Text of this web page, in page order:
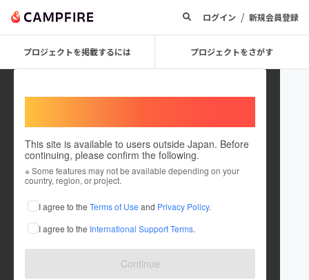
ログイン / 新規会員登録
プロジェクトを掲載するには プロジェクトをさがす
This site is available to users outside Japan. Before
continuing, please confirm the following.
※ Some features may not be available depending on your
country, region, or project.
I agree to the Terms of Use and Privacy Policy.
I agree to the International Support Terms.
Continue
MIYACHI MOTORS
これまでに1回支援して1件のプロジェクトを投稿しています
在住国：日本 現在地：愛知県
出身国：日本 出身地：未設定